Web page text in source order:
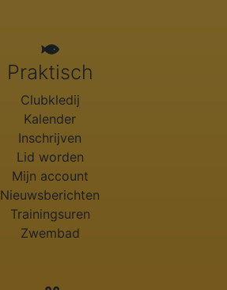
Praktisch
Clubkledij
Kalender
Inschrijven
Lid worden
Mijn account
Nieuwsberichten
Trainingsuren
Zwembad